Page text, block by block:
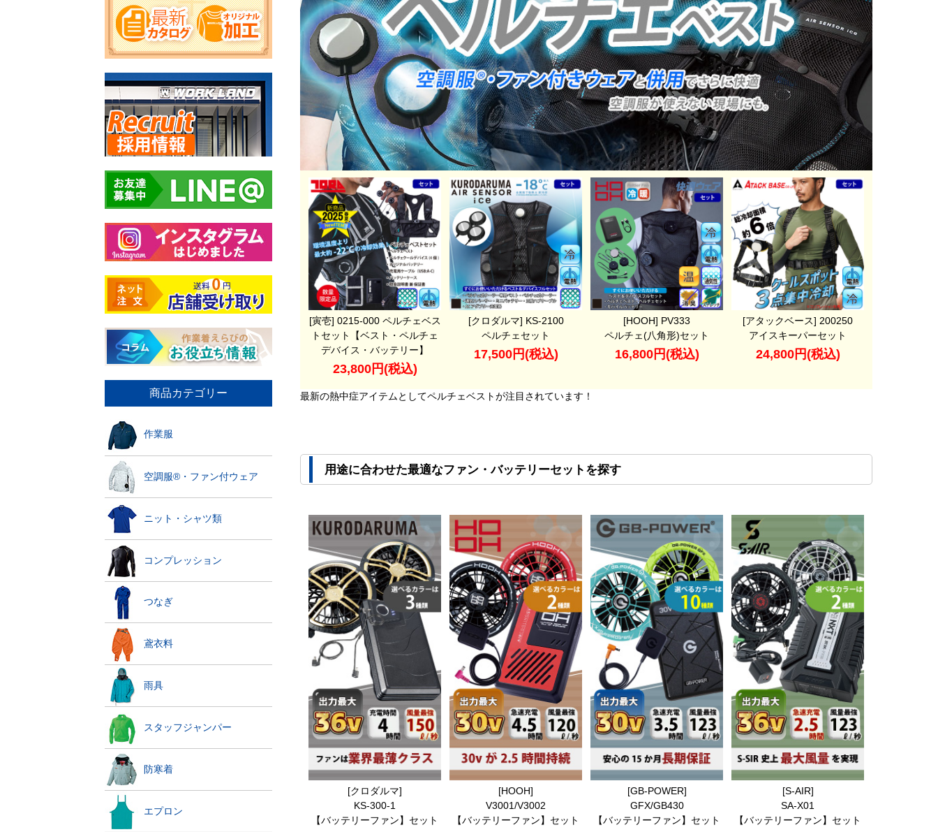
商品カテゴリー
作業服
空調服®・ファン付ウェア
ニット・シャツ類
コンプレッション
つなぎ
鳶衣料
雨具
スタッフジャンパー
防寒着
エプロン
[寅壱] 0215-000 ペルチェベス
トセット【ベスト・ペルチェ
デバイス・バッテリー】
23,800円(税込)
[クロダルマ] KS-2100
ペルチェセット
17,500円(税込)
[HOOH] PV333
ペルチェ(八角形)セット
16,800円(税込)
[アタックベース] 200250
アイスキーパーセット
24,800円(税込)
最新の熱中症アイテムとしてペルチェベストが注目されています！
用途に合わせた最適なファン・バッテリーセットを探す
[クロダルマ]
KS-300-1
【バッテリーファン】セット
[HOOH]
V3001/V3002
【バッテリーファン】セット
[GB-POWER]
GFX/GB430
【バッテリーファン】セット
[S-AIR]
SA-X01
【バッテリーファン】セット